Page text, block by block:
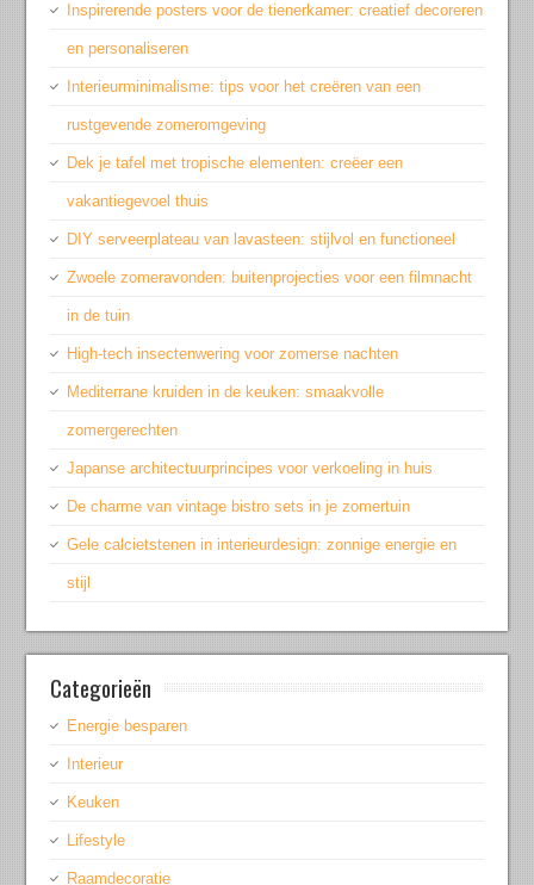
Inspirerende posters voor de tienerkamer: creatief decoreren
en personaliseren
Interieurminimalisme: tips voor het creëren van een
rustgevende zomeromgeving
Dek je tafel met tropische elementen: creëer een
vakantiegevoel thuis
DIY serveerplateau van lavasteen: stijlvol en functioneel
Zwoele zomeravonden: buitenprojecties voor een filmnacht
in de tuin
High-tech insectenwering voor zomerse nachten
Mediterrane kruiden in de keuken: smaakvolle
zomergerechten
Japanse architectuurprincipes voor verkoeling in huis
De charme van vintage bistro sets in je zomertuin
Gele calcietstenen in interieurdesign: zonnige energie en
stijl
Categorieën
Energie besparen
Interieur
Keuken
Lifestyle
Raamdecoratie